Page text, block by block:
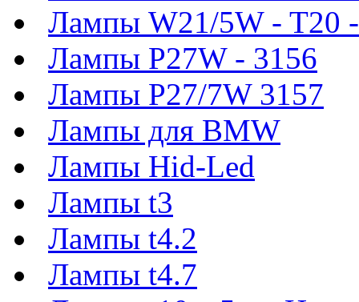
Лампы W21/5W - T20
Лампы P27W - 3156
Лампы P27/7W 3157
Лампы для BMW
Лампы Hid-Led
Лампы t3
Лампы t4.2
Лампы t4.7